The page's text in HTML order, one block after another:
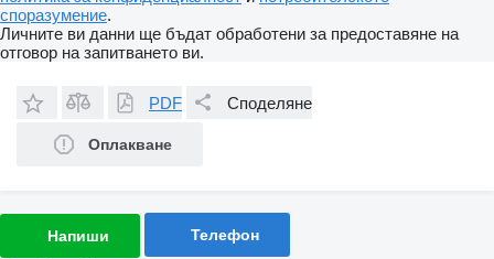
споразумение.
Личните ви данни ще бъдат обработени за предоставяне на
отговор на запитването ви.
PDF Споделяне
Оплакване
Напиши Телефон